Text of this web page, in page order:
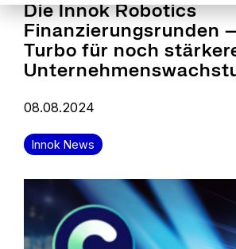
Die Innok Robotics
Finanzierungsrunden
Turbo für noch
08.08.2024
Innok News